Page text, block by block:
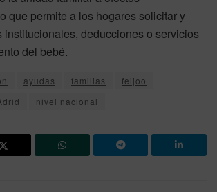
que permite a los hogares solicitar y
institucionales, deducciones o servicios
del bebé.
ayudas familias
feijoo
nivel nacional